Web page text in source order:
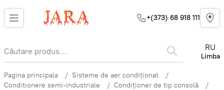
+(373) 68 918 111
RU
Limba
Pagina principala
Sisteme de aer condiționat
Conditionere semi-industriale
Condiționer de tip consolă